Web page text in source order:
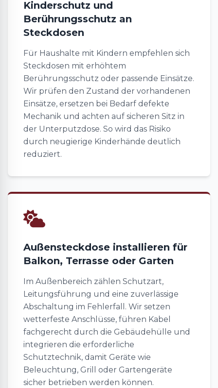
Kinderschutz und
Berührungsschutz an
Steckdosen
Für Haushalte mit Kindern empfehlen sich
Steckdosen mit erhöhtem
Berührungsschutz oder passende Einsätze.
Wir prüfen den Zustand der vorhandenen
Einsätze, ersetzen bei Bedarf defekte
Mechanik und achten auf sicheren Sitz in
der Unterputzdose. So wird das Risiko
durch neugierige Kinderhände deutlich
reduziert.
Außensteckdose installieren für
Balkon, Terrasse oder Garten
Im Außenbereich zählen Schutzart,
Leitungsführung und eine zuverlässige
Abschaltung im Fehlerfall. Wir setzen
wetterfeste Anschlüsse, führen Kabel
fachgerecht durch die Gebäudehülle und
integrieren die erforderliche
Schutztechnik, damit Geräte wie
Beleuchtung, Grill oder Gartengeräte
sicher betrieben werden können.